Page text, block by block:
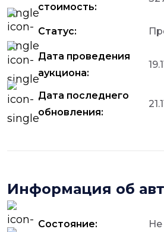
стоимость:
Статус:
Дата проведения
аукциона:
Дата последнего
обновления:
Информация об
Состояние: Не